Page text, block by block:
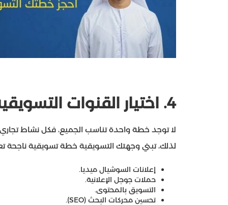
4. اختيار القنوات
لا توجد خطة واحدة تناسب الجميع، فكل نشاط
لذلك، تبني وجهتك التسويقية خطة تسويقية ناجحة
إعلانات السوشيال ميديا.
حملات جوجل الإعلانية.
التسويق بالمحتوى.
تحسين محركات البحث (SEO).